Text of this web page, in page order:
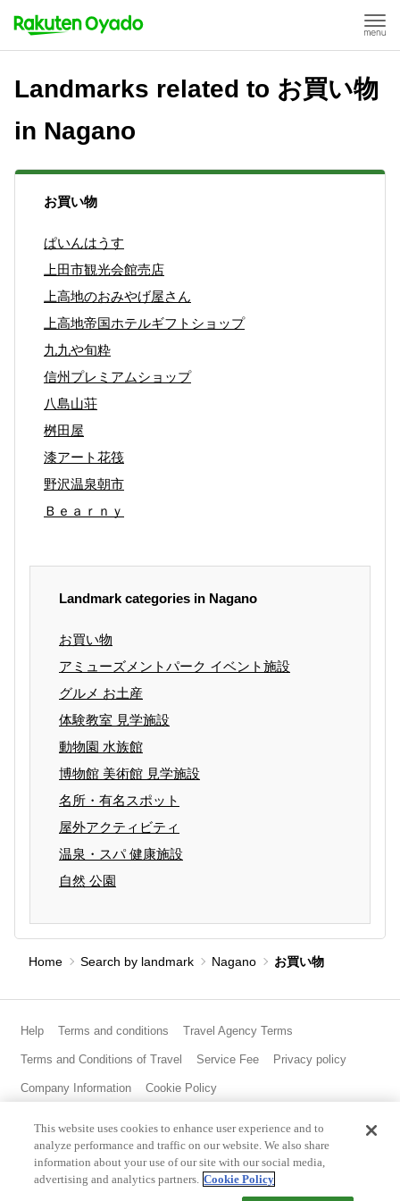
Landmarks related to お買い物
in Nagano
お買い物
ぱいんはうす
上田市観光会館売店
上高地のおみやげ屋さん
上高地帝国ホテルギフトショップ
九九や旬粋
信州プレミアムショップ
八島山荘
桝田屋
漆アート花筏
野沢温泉朝市
Ｂｅａｒｎｙ
Landmark categories in Nagano
お買い物
アミューズメントパーク イベント施設
グルメ お土産
体験教室 見学施設
動物園 水族館
博物館 美術館 見学施設
名所・有名スポット
屋外アクティビティ
温泉・スパ 健康施設
自然 公園
Home Search by landmark Nagano お買い物
Help Terms and conditions Travel Agency Terms
Terms and Conditions of Travel Service Fee Privacy policy
Company Information Cookie Policy
©Rakuten Group, Inc.
This website uses cookies to enhance user experience and to
analyze performance and traffic on our website. We also share
information about your use of our site with our social media,
advertising and analytics partners. Cookie Policy